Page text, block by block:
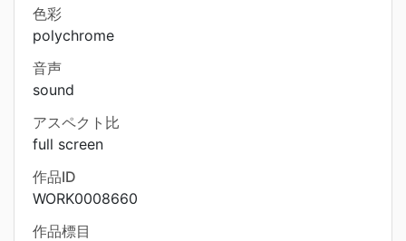
色彩
polychrome
音声
sound
アスペクト比
full screen
作品ID
WORK0008660
作品標目